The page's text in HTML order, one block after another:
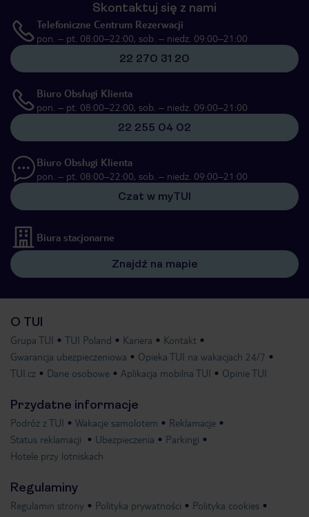
Skontaktuj się z nami
Telefoniczne Centrum Rezerwacji
pon. – pt. 08:00–22:00, sob. – niedz. 09:00–21:00
22 270 31 20
Biuro Obsługi Klienta
pon. – pt. 08:00–22:00, sob. – niedz. 09:00–21:00
22 255 04 02
Biuro Obsługi Klienta
pon. – pt. 08:00–22:00, sob. – niedz. 09:00–21:00
Czat w myTUI
Biura stacjonarne
Znajdź na mapie
O TUI
Grupa TUI TUI Poland Kariera
Kontakt
Gwarancja ubezpieczeniowa
Opieka TUI na wakacjach 24/7
TUI.cz
Dane osobowe Aplikacja mobilna TUI Opinie TUI
Przydatne informacje
Podróż z TUI Wakacje samolotem
Reklamacje
Status reklamacji
Ubezpieczenia
Parkingi
Hotele przy lotniskach
Regulaminy
Regulamin strony Polityka prywatności
Polityka cookies